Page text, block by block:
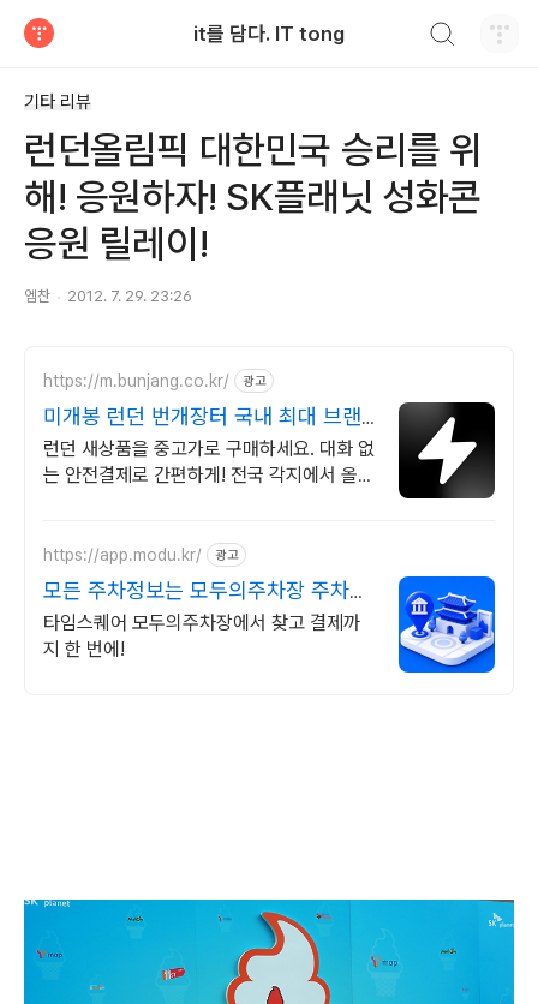
it를 담다. IT tong
기타 리뷰
런던올림픽 대한민국 승리를 위
해! 응원하자! SK플래닛 성화콘
응원 릴레이!
엠찬 2012. 7. 29. 23:26
https://m.bunjang.co.kr/ 광고
미개봉 런던 번개장터 국내 최대 브랜
드 중고거래
런던 새상품을 중고가로 구매하세요. 대화 없
는 안전결제로 간편하게! 전국 각지에서 올라
https://app.modu.kr/ 광고
모든 주차정보는 모두의주차장 주차장
검색은 모두의주차장
타임스퀘어 모두의주차장에서 찾고 결제까
지 한 번에!